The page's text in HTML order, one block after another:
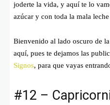
joderte la vida, y aquí te lo
azúcar y con toda la mala
Bienvenido al lado oscuro de
aquí, pues te dejamos las
Signos, para que vayas
#12 –